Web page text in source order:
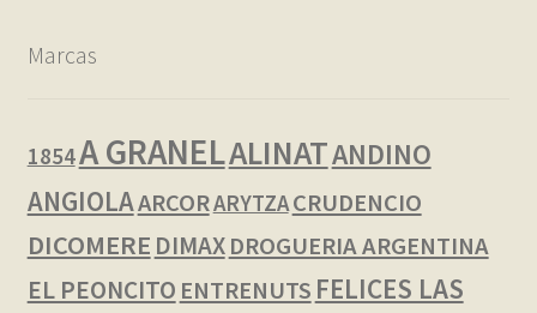
Marcas
1854A GRANELALINATANDINO
ANGIOLAARCORARYTZACRUDENCIO
DICOMERE DIMAX DROGUERIA ARGENTINA
EL PEONCITO ENTRENUTS FELICES LAS